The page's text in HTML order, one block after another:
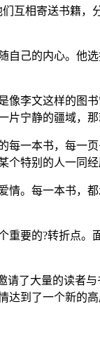
互相寄送书籍
己的内心。
李文这样的图
宁静的疆域，那
一本书，每一
特别的人一同经
。每一本书，
重要的?转折点
了大量的读
达到了一个新的高